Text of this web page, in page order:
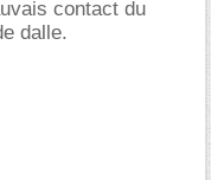
contact du
dalle.